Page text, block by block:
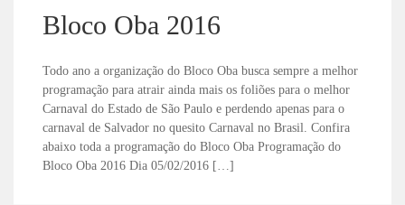
Bloco Oba 2016
Todo ano a organização do Bloco Oba busca sempre a melhor
programação para atrair ainda mais os foliões para o melhor
Carnaval do Estado de São Paulo e perdendo apenas para o
carnaval de Salvador no quesito Carnaval no Brasil. Confira
abaixo toda a programação do Bloco Oba Programação do
Bloco Oba 2016 Dia 05/02/2016 […]